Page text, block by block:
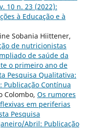
10 n. 23 (2022):
à Educação e à
Sobania Hiittener,
de nutricionistas
de saúde da
o primeiro ano de
Pesquisa Qualitativa:
Publicação Contínua
Colombo, Os rumores
em periferias
Pesquisa
Abril: Publicação